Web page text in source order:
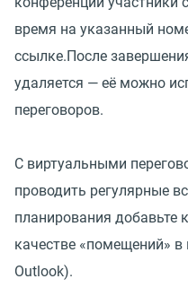
время на указанный
ссылке.После
удаляется — её можно
переговоров.
С виртуальными
проводить регулярные
планирования добавьте
качестве «помещений»
Outlook).